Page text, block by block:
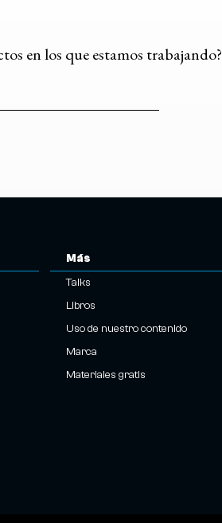
en los que estamos trabajando?
Más
Talks
Libros
Uso de nuestro contenido
Marca
Materiales gratis